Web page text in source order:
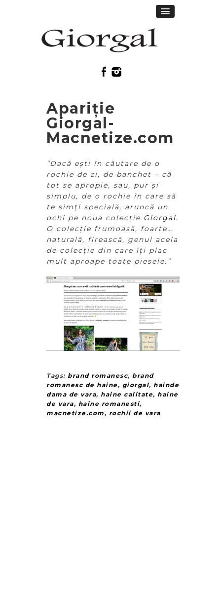
Apariție
Giorgal-
Macnetize.com
“Dacă ești în căutare de o
rochie de zi, de banchet – că
tot se apropie, sau, pur și
simplu, de o rochie în care să
te simți specială, aruncă un
ochi pe noua colecție Giorgal.
O colecție frumoasă, foarte…
naturală, firească, genul acela
de colecție din care îți plac
mult aproape toate piesele.”
Tags: brand romanesc, brand
romanesc de haine, giorgal, hainde
dama de vara, haine calitate, haine
de vara, haine romanesti,
macnetize.com, rochii de vara